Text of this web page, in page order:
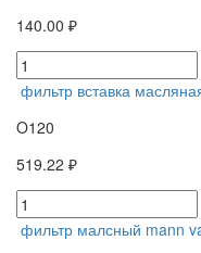
140.00 ₽
фильтр вставка
O120
519.22 ₽
фильтр малсный mann